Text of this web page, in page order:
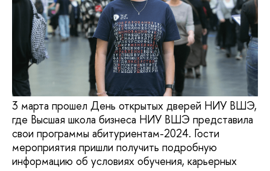
3 марта прошел День открытых дверей НИУ ВШЭ,
где Высшая школа бизнеса НИУ ВШЭ представила
свои программы абитуриентам-2024. Гости
мероприятия пришли получить подробную
информацию об условиях обучения, карьерных